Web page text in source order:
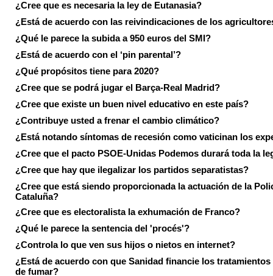
¿Cree que es necesaria la ley de Eutanasia?
¿Está de acuerdo con las reivindicaciones de los
¿Qué le parece la subida a 950 euros del SMI?
¿Está de acuerdo con el ‘pin parental’?
¿Qué propósitos tiene para 2020?
¿Cree que se podrá jugar el Barça-Real Madrid?
¿Cree que existe un buen nivel educativo en este país?
¿Contribuye usted a frenar el cambio climático?
¿Está notando síntomas de recesión como vaticinan los
¿Cree que el pacto PSOE-Unidas Podemos durará toda la
¿Cree que hay que ilegalizar los partidos separatistas?
¿Cree que está siendo proporcionada la actuación de la
Cataluña?
¿Cree que es electoralista la exhumación de Franco?
¿Qué le parece la sentencia del 'procés'?
¿Controla lo que ven sus hijos o nietos en internet?
¿Está de acuerdo con que Sanidad financie los tratamientos
de fumar?